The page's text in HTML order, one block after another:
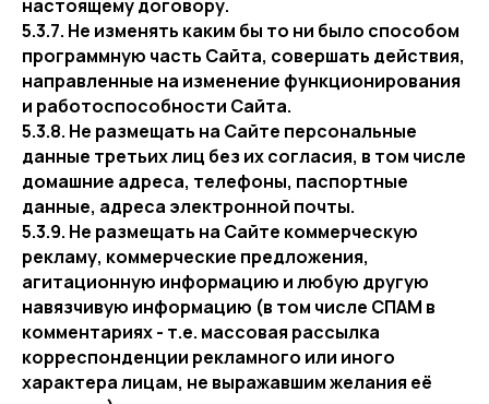
настоящему договору.
5.3.7. Не изменять каким бы то ни было способом
программную часть Сайта, совершать действия,
направленные на изменение функционирования
и работоспособности Сайта.
5.3.8. Не размещать на Сайте персональные
данные третьих лиц без их согласия, в том числе
домашние адреса, телефоны, паспортные
данные, адреса электронной почты.
5.3.9. Не размещать на Сайте коммерческую
рекламу, коммерческие предложения,
агитационную информацию и любую другую
навязчивую информацию (в том числе СПАМ в
комментариях - т.е. массовая рассылка
корреспонденции рекламного или иного
характера лицам, не выражавшим желания её